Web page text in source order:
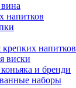
напитков
напитков
виски
и бренди
наборы